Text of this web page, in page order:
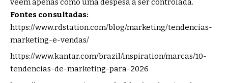
Fontes consultadas:
https://www.rdstation.com/blog/marketing/tendencias-
marketing-e-vendas/
https://www.kantar.com/brazil/inspiration/marcas/10-
tendencias-de-marketing-para-2026